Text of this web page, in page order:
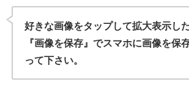
好きな画像をタップして拡大表示し
『画像を保存』でスマホに画像を保
って下さい。